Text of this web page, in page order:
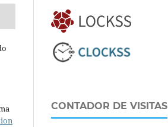
CONTADOR DE VISITAS